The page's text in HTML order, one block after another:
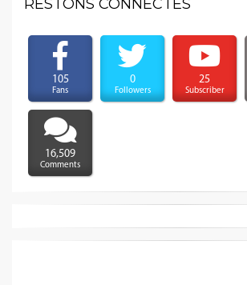
RESTONS CONNECTÉS
105
Fans
0
Followers
25
Subscriber
16,509
Comments